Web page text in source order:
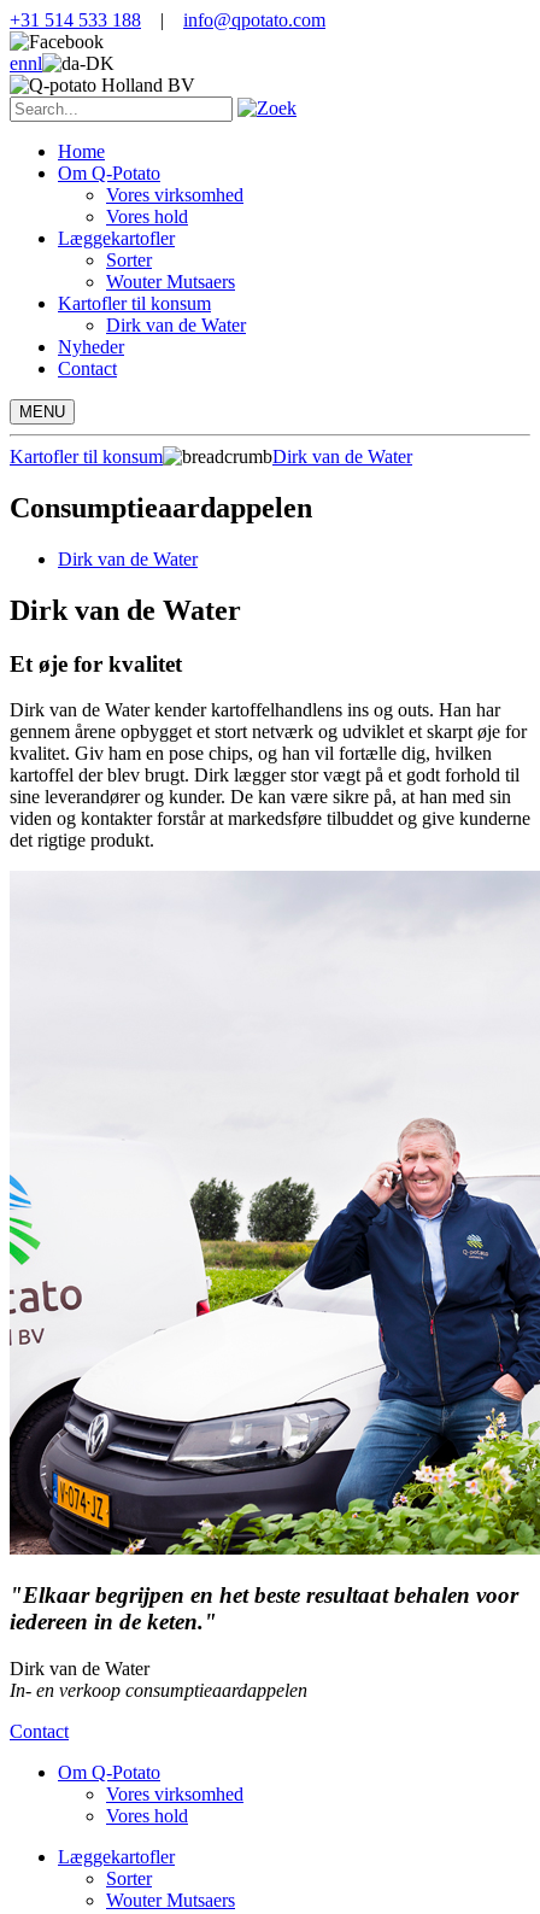
+31 514 533 188 | info@qpotato.com
ennl
Home
Om Q-Potato
Vores virksomhed
Vores hold
Læggekartofler
Sorter
Wouter Mutsaers
Kartofler til konsum
Dirk van de Water
Nyheder
Contact
MENU
Kartofler til konsum Dirk van de Water
Consumptieaardappelen
Dirk van de Water
Dirk van de Water
Et øje for kvalitet
Dirk van de Water kender kartoffelhandlens ins og outs. Han har
gennem årene opbygget et stort netværk og udviklet et skarpt øje for
kvalitet. Giv ham en pose chips, og han vil fortælle dig, hvilken
kartoffel der blev brugt. Dirk lægger stor vægt på et godt forhold til
sine leverandører og kunder. De kan være sikre på, at han med sin
viden og kontakter forstår at markedsføre tilbuddet og give kunderne
det rigtige produkt.
"Elkaar begrijpen en het beste resultaat behalen voor
iedereen in de keten."
Dirk van de Water
In- en verkoop consumptieaardappelen
Contact
Om Q-Potato
Vores virksomhed
Vores hold
Læggekartofler
Sorter
Wouter Mutsaers